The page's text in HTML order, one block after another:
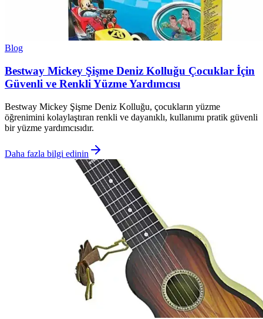
Blog
Bestway Mickey Şişme Deniz Kolluğu Çocuklar İçin
Güvenli ve Renkli Yüzme Yardımcısı
Bestway Mickey Şişme Deniz Kolluğu, çocukların yüzme
öğrenimini kolaylaştıran renkli ve dayanıklı, kullanımı pratik güvenli
bir yüzme yardımcısıdır.
Daha fazla bilgi edinin